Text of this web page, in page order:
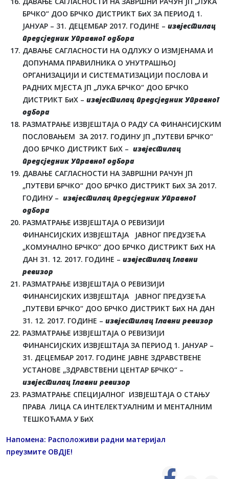
БРЧКО“ ДОО БРЧКО ДИСТРИКТ БиХ ЗА ПЕРИОД 1.
ЈАНУАР – 31. ДЕЦЕМБАР 2017. ГОДИНЕ – извјестилац
предсједник Управног одбора
ДАВАЊЕ САГЛАСНОСТИ НА ОДЛУКУ О ИЗМЈЕНАМА И
ДОПУНАМА ПРАВИЛНИКА О УНУТРАШЊОЈ
ОРГАНИЗАЦИЈИ И СИСТЕМАТИЗАЦИЈИ ПОСЛОВА И
РАДНИХ МЈЕСТА ЈП „ЛУКА БРЧКО“ ДОО БРЧКО
ДИСТРИКТ БиХ – извјестилац предсједник Управног
одбора
РАЗМАТРАЊЕ ИЗВЈЕШТАЈА О РАДУ СА ФИНАНСИЈСКИМ
ПОСЛОВАЊЕМ ЗА 2017. ГОДИНУ ЈП „ПУТЕВИ БРЧКО“
ДОО БРЧКО ДИСТРИКТ БиХ – извјестилац
предсједник Управног одбора
ДАВАЊЕ САГЛАСНОСТИ НА ЗАВРШНИ РАЧУН ЈП
„ПУТЕВИ БРЧКО“ ДОО БРЧКО ДИСТРИКТ БиХ ЗА 2017.
ГОДИНУ – извјестилац предсједник Управног
одбора
РАЗМАТРАЊЕ ИЗВЈЕШТАЈА О РЕВИЗИЈИ
ФИНАНСИЈСКИХ ИЗВЈЕШТАЈА ЈАВНОГ ПРЕДУЗЕЋА
„КОМУНАЛНО БРЧКО“ ДОО БРЧКО ДИСТРИКТ БиХ НА
ДАН 31. 12. 2017. ГОДИНЕ – извјестилац главни
ревизор
РАЗМАТРАЊЕ ИЗВЈЕШТАЈА О РЕВИЗИЈИ
ФИНАНСИЈСКИХ ИЗВЈЕШТАЈА ЈАВНОГ ПРЕДУЗЕЋА
„ПУТЕВИ БРЧКО“ ДОО БРЧКО ДИСТРИКТ БиХ НА ДАН
31. 12. 2017. ГОДИНЕ – извјестилац главни ревизор
РАЗМАТРАЊЕ ИЗВЈЕШТАЈА О РЕВИЗИЈИ
ФИНАНСИЈСКИХ ИЗВЈЕШТАЈА ЗА ПЕРИОД 1. ЈАНУАР –
31. ДЕЦЕМБАР 2017. ГОДИНЕ ЈАВНЕ ЗДРАВСТВЕНЕ
УСТАНОВЕ „ЗДРАВСТВЕНИ ЦЕНТАР БРЧКО“ –
извјестилац главни ревизор
РАЗМАТРАЊЕ СПЕЦИЈАЛНОГ ИЗВЈЕШТАЈА О СТАЊУ
ПРАВА ЛИЦА СА ИНТЕЛЕКТУАЛНИМ И МЕНТАЛНИМ
ТЕШКОЋАМА У БиХ
Напомена: Расположиви радни материјал
преузмите ОВДЈЕ!